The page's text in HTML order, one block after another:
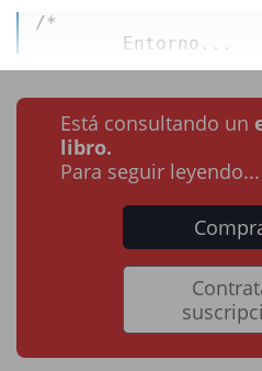
/*
Entorno...
Está consultando un
libro.
Para seguir leyendo...